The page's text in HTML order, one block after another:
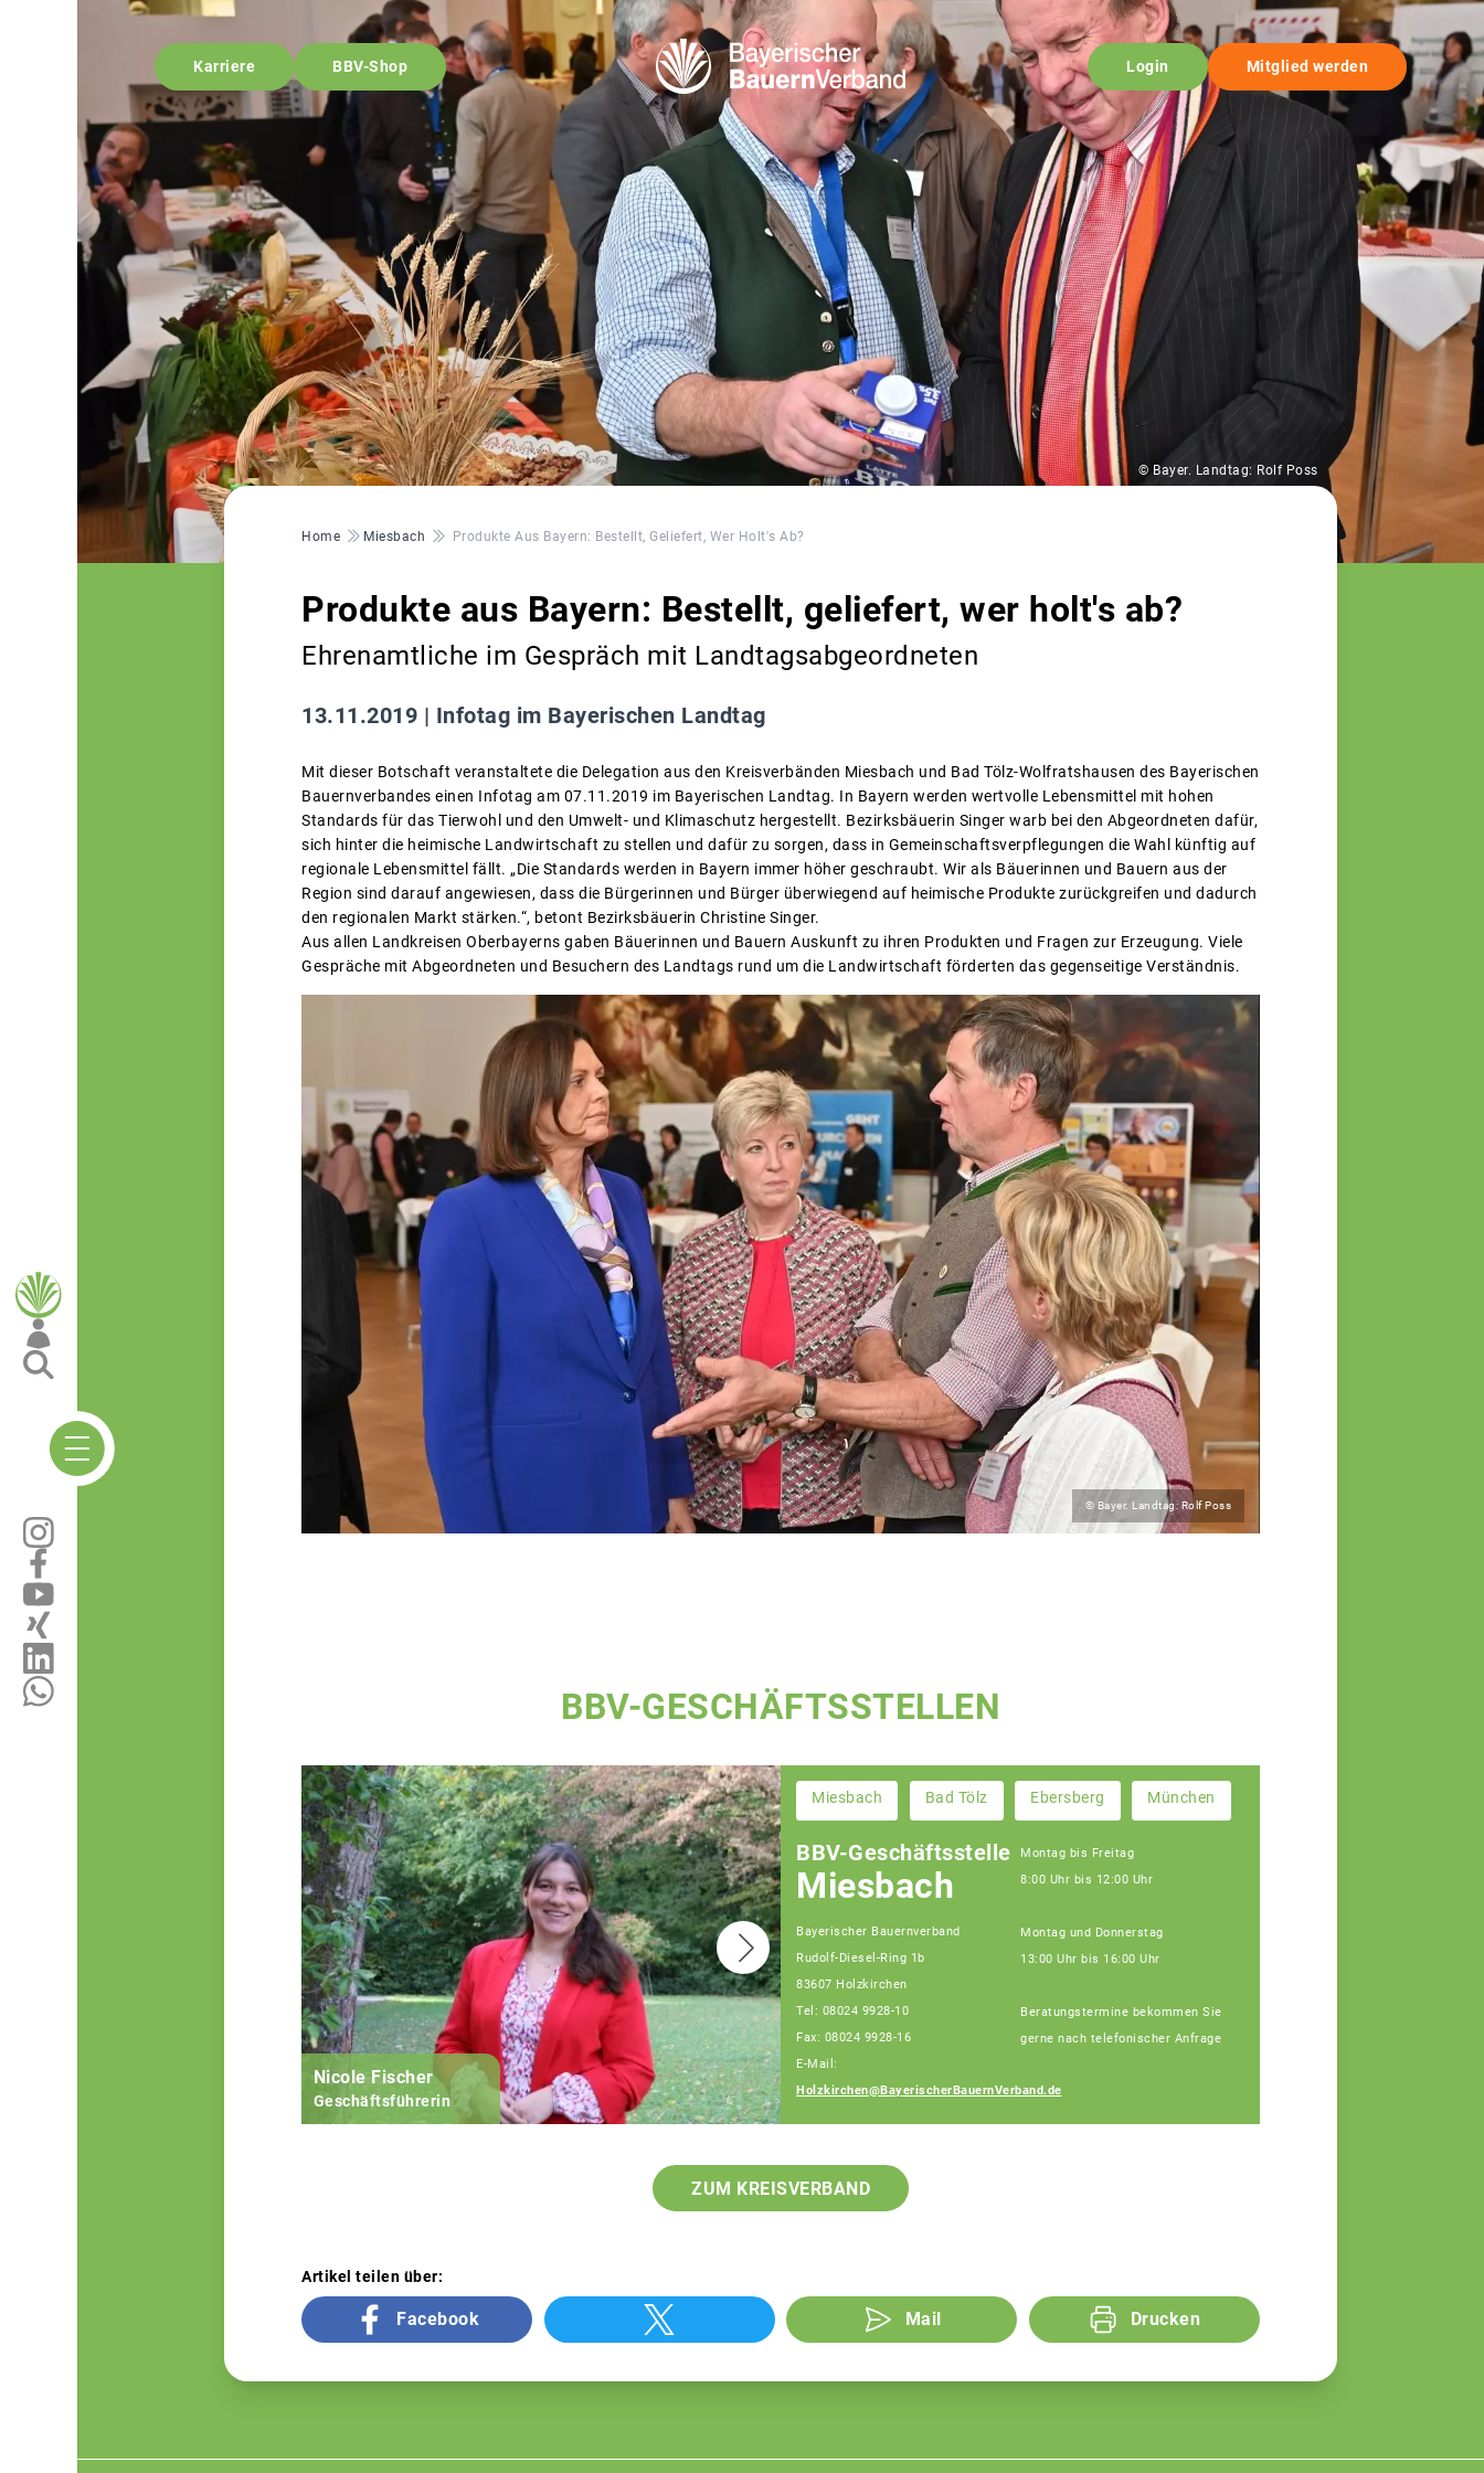
Karriere BBV-Shop Login Mitglied werden
© Bayer. Landtag: Rolf Poss
Pfadnavigation
Home Miesbach Produkte Aus Bayern: Bestellt, Geliefert, Wer Holt's Ab?
Produkte aus Bayern: Bestellt, geliefert, wer holt's ab?
Ehrenamtliche im Gespräch mit Landtagsabgeordneten
13.11.2019 | Infotag im Bayerischen Landtag
Mit dieser Botschaft veranstaltete die Delegation aus den Kreisverbänden Miesbach und Bad Tölz-Wolfratshausen des Bayerischen
Bauernverbandes einen Infotag am 07.11.2019 im Bayerischen Landtag. In Bayern werden wertvolle Lebensmittel mit hohen
Standards für das Tierwohl und den Umwelt- und Klimaschutz hergestellt. Bezirksbäuerin Singer warb bei den Abgeordneten dafür,
sich hinter die heimische Landwirtschaft zu stellen und dafür zu sorgen, dass in Gemeinschaftsverpflegungen die Wahl künftig auf
regionale Lebensmittel fällt. „Die Standards werden in Bayern immer höher geschraubt. Wir als Bäuerinnen und Bauern aus der
Region sind darauf angewiesen, dass die Bürgerinnen und Bürger überwiegend auf heimische Produkte zurückgreifen und dadurch
den regionalen Markt stärken.“, betont Bezirksbäuerin Christine Singer.
Aus allen Landkreisen Oberbayerns gaben Bäuerinnen und Bauern Auskunft zu ihren Produkten und Fragen zur Erzeugung. Viele
Gespräche mit Abgeordneten und Besuchern des Landtags rund um die Landwirtschaft förderten das gegenseitige Verständnis.
© Bayer. Landtag: Rolf Poss
BBV-GESCHÄFTSSTELLEN
Nicole Fischer
Geschäftsführerin Fachberaterin
Miesbach Bad Tölz Ebersberg München
BBV-Geschäftsstelle
Miesbach
Bayerischer Bauernverband
Rudolf-Diesel-Ring 1b
83607 Holzkirchen
Tel: 08024 9928-10
Fax: 08024 9928-16
E-Mail:
Holzkirchen@BayerischerBauernVerband.de
Montag bis Freitag
8:00 Uhr bis 12:00 Uhr
Montag und Donnerstag
13:00 Uhr bis 16:00 Uhr
Beratungstermine bekommen Sie
gerne nach telefonischer Anfrage
ZUM KREISVERBAND
Artikel teilen über:
Facebook Mail Drucken